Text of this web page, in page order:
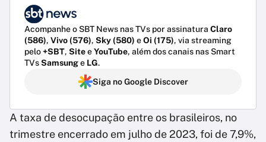
Acompanhe o SBT News nas TVs por assinatura Claro
(586), Vivo (576), Sky (580) eOi (175), via streaming
pelo+SBT, SiteeYouTube, além dos canais nas Smart
TVsSamsunge LG.
Siga no Google Discover
A taxa de desocupação entre os brasileiros, no
trimestre encerrado em julho de 2023, foi de 7,9%,